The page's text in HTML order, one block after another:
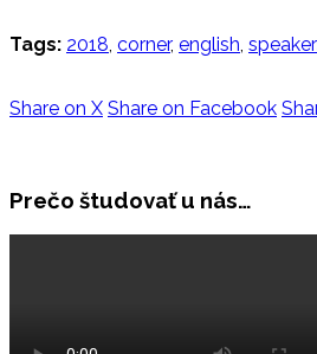
Tags: 2018, corner, english,
Share on X Share on Facebook
Prečo študovať u nás…